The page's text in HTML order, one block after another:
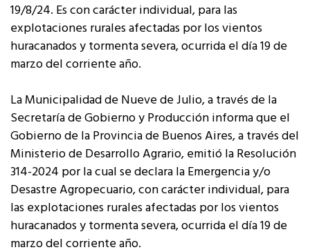
19/8/24. Es con carácter individual, para las
explotaciones rurales afectadas por los vientos
huracanados y tormenta severa, ocurrida el día 19 de
marzo del corriente año.
La Municipalidad de Nueve de Julio, a través de la
Secretaría de Gobierno y Producción informa que el
Gobierno de la Provincia de Buenos Aires, a través del
Ministerio de Desarrollo Agrario, emitió la Resolución
314-2024 por la cual se declara la Emergencia y/o
Desastre Agropecuario, con carácter individual, para
las explotaciones rurales afectadas por los vientos
huracanados y tormenta severa, ocurrida el día 19 de
marzo del corriente año.